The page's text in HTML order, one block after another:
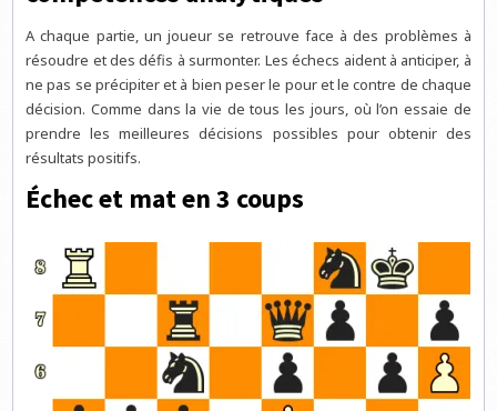
A chaque partie, un joueur se retrouve face à des problèmes à
résoudre et des défis à surmonter. Les échecs aident à anticiper, à
ne pas se précipiter et à bien peser le pour et le contre de chaque
décision. Comme dans la vie de tous les jours, où l’on essaie de
prendre les meilleures décisions possibles pour obtenir des
résultats positifs.
Échec et mat en 3 coups